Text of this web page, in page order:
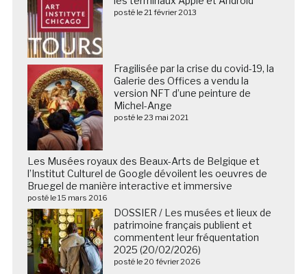
posté le 21 février 2013
Fragilisée par la crise du covid-19, la
Galerie des Offices a vendu la
version NFT d’une peinture de
Michel-Ange
posté le 23 mai 2021
Les Musées royaux des Beaux-Arts de Belgique et
l’Institut Culturel de Google dévoilent les oeuvres de
Bruegel de manière interactive et immersive
posté le 15 mars 2016
DOSSIER / Les musées et lieux de
patrimoine français publient et
commentent leur fréquentation
2025 (20/02/2026)
posté le 20 février 2026